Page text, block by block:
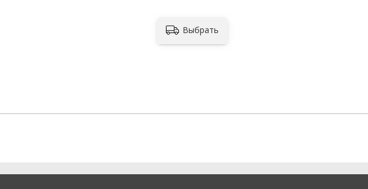
Выбрать